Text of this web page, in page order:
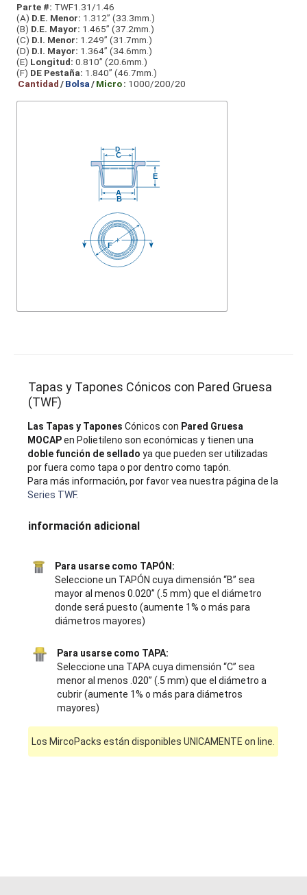
Parte #: TWF1.31/1.46
(A) D.E. Menor: 1.312” (33.3mm.)
(B) D.E. Mayor: 1.465” (37.2mm.)
(C) D.I. Menor: 1.249” (31.7mm.)
(D) D.I. Mayor: 1.364” (34.6mm.)
(E) Longitud: 0.810” (20.6mm.)
(F) DE Pestaña: 1.840” (46.7mm.)
Cantidad/Bolsa/Micro: 1000/200/20
Tapas y Tapones Cónicos con Pared Gruesa
(TWF)
Las Tapas y Tapones Cónicos con Pared Gruesa
MOCAPen Polietileno son económicas y tienen una
doble función de sellado ya que pueden ser utilizadas
por fuera como tapa o por dentro como tapón.
Para más información, por favor vea nuestra página de la
Series TWF.
información adicional
Para usarse como TAPÓN:
Seleccione un TAPÓN cuya dimensión “B” sea
mayor al menos 0.020” (.5 mm) que el diámetro
donde será puesto (aumente 1% o más para
diámetros mayores)
Para usarse como TAPA:
Seleccione una TAPA cuya dimensión “C” sea
menor al menos .020” (.5 mm) que el diámetro a
cubrir (aumente 1% o más para diámetros
mayores)
Los MircoPacks están disponibles UNICAMENTE on line.